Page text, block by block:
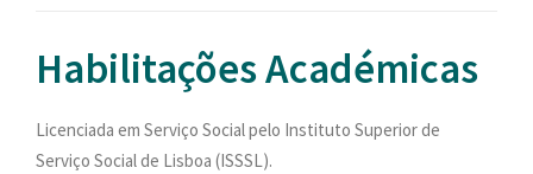
ONDE ESTAMOS
Habilitações Académicas
Licenciada em Serviço Social pelo Instituto Superior de
Serviço Social de Lisboa (ISSSL).